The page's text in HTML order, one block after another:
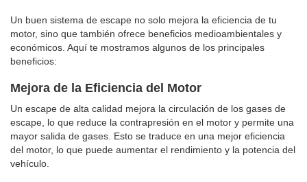
Un buen sistema de escape no solo mejora la eficiencia de tu
motor, sino que también ofrece beneficios medioambientales y
económicos. Aquí te mostramos algunos de los principales
beneficios:
Mejora de la Eficiencia del Motor
Un escape de alta calidad mejora la circulación de los gases de
escape, lo que reduce la contrapresión en el motor y permite una
mayor salida de gases. Esto se traduce en una mejor eficiencia
del motor, lo que puede aumentar el rendimiento y la potencia del
vehículo.